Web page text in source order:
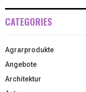
CATEGORIES
Agrarprodukte
Angebote
Architektur